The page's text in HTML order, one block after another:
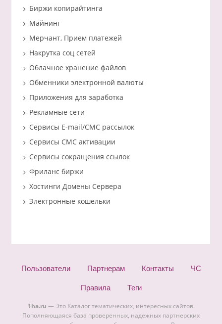
Биржи копирайтинга
Майнинг
Мерчант, Прием платежей
Накрутка соц сетей
Облачное хранение файлов
Обменники электронной валюты
Приложения для заработка
Рекламные сети
Сервисы E-mail/СМС рассылок
Сервисы СМС активации
Сервисы сокращения ссылок
Фриланс биржи
Хостинги Домены Сервера
Электронные кошельки
Пользователи Партнерам Контакты ЧС
Правила Теги
1ha.ru — Это Каталог тематических, интересных сайтов.
Пополняющаяся база проверенных, надежных партнерских